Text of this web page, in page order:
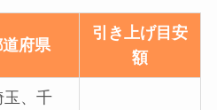
府県
引き上げ目安
額
玉、千